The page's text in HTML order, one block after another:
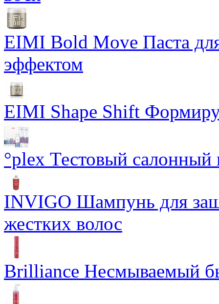
EIMI Bold Move Паста
эффектом
EIMI Shape Shift
°plex Тестовый салонный
INVIGO Шампунь для
жестких волос
Brilliance Несмываемый